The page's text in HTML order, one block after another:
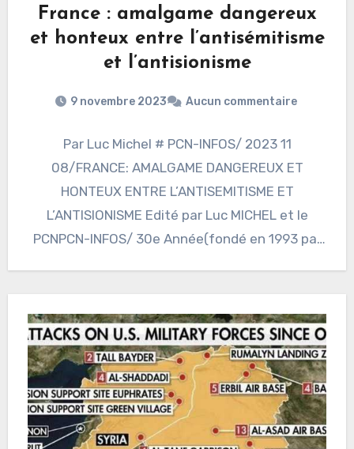
France : amalgame dangereux
et honteux entre l’antisémitisme
et l’antisionisme
9 novembre 2023 Aucun commentaire
Par Luc Michel # PCN-INFOS/ 2023 11
08/FRANCE: AMALGAME DANGEREUX ET
HONTEUX ENTRE L’ANTISEMITISME ET
L’ANTISIONISME Edité par Luc MICHEL et le
PCNPCN-INFOS/ 30e Année(fondé en 1993 par